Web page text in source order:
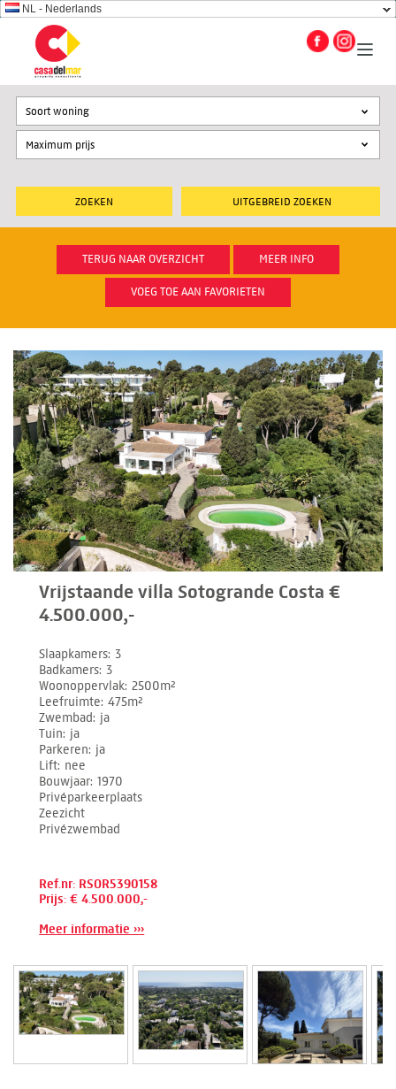
NL - Nederlands
UITGEBREID ZOEKEN
Soort woning
TERUG NAAR OVERZICHT MEER INFO
VOEG TOE AAN FAVORIETEN
Vrijstaande villa Sotogrande Costa €
4.500.000,-
Slaapkamers 3
Badkamers 3
Woonoppervlak 2500m²
Leefruimte 475m²
Zwembad ja
Tuin ja
Parkeren ja
Lift nee
Bouwjaar 1970
Privéparkeerplaats
Zeezicht
Privézwembad
Ref.nr: RSOR5390158
Prijs: € 4.500.000,-
Meer informatie ›››